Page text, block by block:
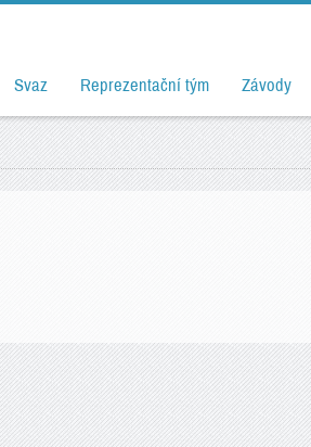
Svaz Reprezentační tým Závody